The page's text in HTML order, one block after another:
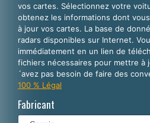
English
Español
Português
Deutsch
Italiano
Polski
vos cartes. Sélectionnez votre
obtenez les informations dont
à jour vos cartes. La base de
radars disponibles sur Internet.
immédiatement en un lien de
fichiers nécessaires pour mettre à
´avez pas besoin de faire des
100 % Légal
Fabricant